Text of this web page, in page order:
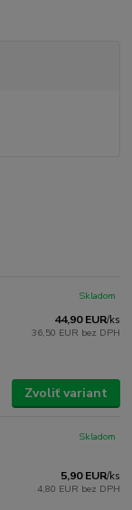
44,90 EUR/ks
36,50 EUR bez DPH
Skladom
Zvoliť variant
5,90 EUR/ks
4,80 EUR bez DPH
Skladom